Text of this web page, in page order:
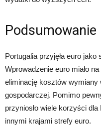
Podsumowanie
Portugalia przyjęła euro
Wprowadzenie euro miało
eliminację kosztów
gospodarczej. Pomimo
przyniosło wiele korzyści dla
innymi krajami strefy euro.